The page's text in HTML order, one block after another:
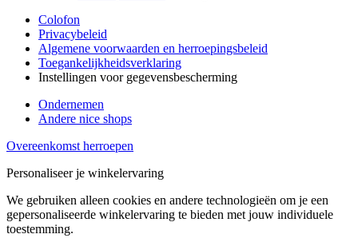
Colofon
Privacybeleid
Algemene voorwaarden en herroepingsbeleid
Toegankelijkheidsverklaring
Instellingen voor gegevensbescherming
Ondernemen
Andere nice shops
Overeenkomst herroepen
Personaliseer je winkelervaring
We gebruiken alleen cookies en andere technologieën om je een
gepersonaliseerde winkelervaring te bieden met jouw individuele
toestemming.